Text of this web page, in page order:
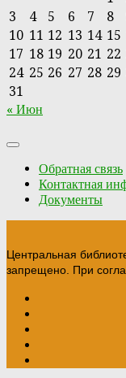
3
4 5 6 7 8
10 11 12 13 14 15
17 18 19 20 21 22
24 25 26 27 28 29
31
« Июн
Обратная связь
Контактная
Документы
Центральная
запрещено. При